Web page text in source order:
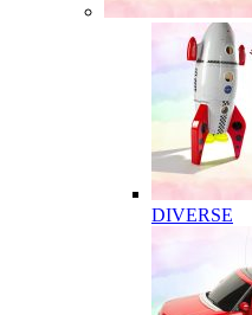
DIVERSE